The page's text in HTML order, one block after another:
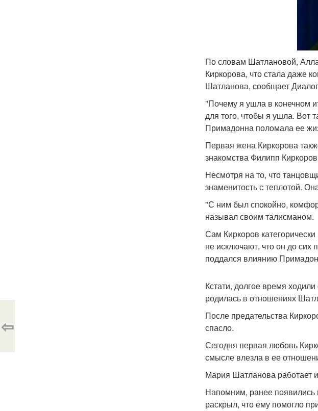
По словам Шатлановой,
Киркорова, что стала даже
Шатланова, сообщает
"Почему я ушла в конечном
для того, чтобы я ушла. Вот
Примадонна поломала ее
Первая жена Киркорова
знакомства Филипп
Несмотря на то, что
знаменитость с теплотой.
"С ним был спокойно,
называл своим талисманом.
Сам Киркоров
не исключают, что он до сих
поддался влиянию
Кстати, долгое время
родилась в отношениях
После предательства
спасло.
Сегодня первая любовь
смысле влезла в ее
Мария Шатланова работает
Напомним, ранее
раскрыл, что ему помогло
⇦